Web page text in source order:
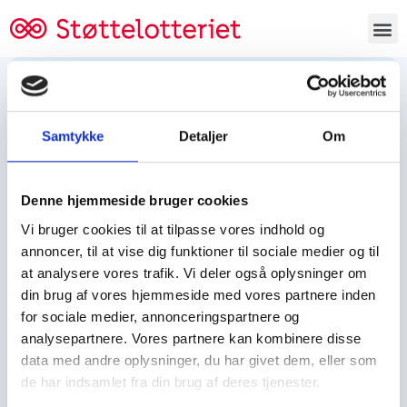
Samtykke Detaljer Om
Denne hjemmeside bruger cookies
Vi bruger cookies til at tilpasse vores indhold og
annoncer, til at vise dig funktioner til sociale medier og til
at analysere vores trafik. Vi deler også oplysninger om
din brug af vores hjemmeside med vores partnere inden
for sociale medier, annonceringspartnere og
analysepartnere. Vores partnere kan kombinere disse
data med andre oplysninger, du har givet dem, eller som
de har indsamlet fra din brug af deres tjenester.
Tjen penge og støt
Tjen penge til:
Spejdere/spejdergruppen/FDF’ere, m.fl.
Kontor
Tjenpengeogstoet.dk
Ejby Industrivej 91
DK – 2600 Glostrup
CVR: 19347508